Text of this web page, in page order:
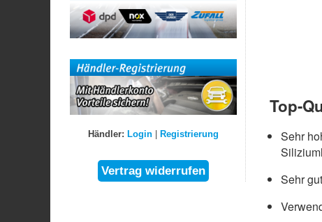
Top-
Sehr
Sehr
Händler: Login| Registrierung